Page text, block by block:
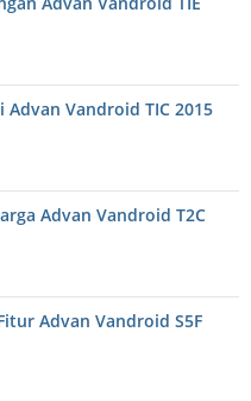
Advan Vandroid TIC 2015
Advan Vandroid T2C
Advan Vandroid S5F